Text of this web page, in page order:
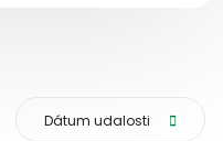
Dátum udalosti